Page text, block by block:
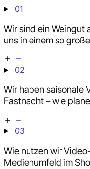
01
Wir sind ein Weingut
uns in einem so
02
Wir haben saisonale
Fastnacht – wie
03
Wie nutzen wir
Medienumfeld im